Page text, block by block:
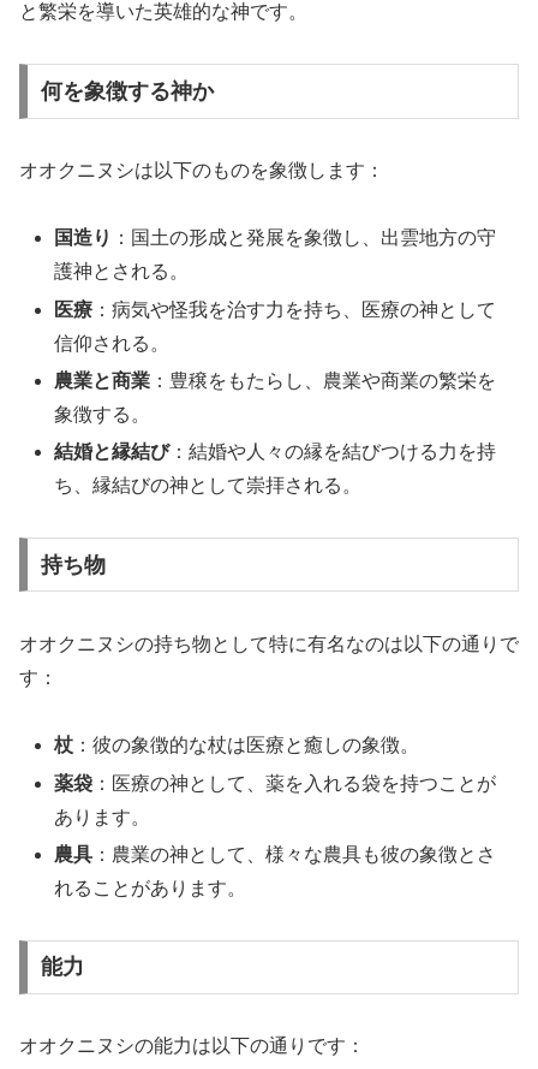
と繁栄を導いた英雄的な神です。
何を象徴する神か
オオクニヌシは以下のものを象徴します：
国造り ：国土の形成と発展を象徴し、出雲地方の守
護神とされる。
医療 ：病気や怪我を治す力を持ち、医療の神として
信仰される。
農業と商業 ：豊穣をもたらし、農業や商業の繁栄を
象徴する。
結婚と縁結び：結婚や人々の縁を結びつける力を持
ち、縁結びの神として崇拝される。
持ち物
オオクニヌシの持ち物として特に有名なのは以下の通りで
す：
杖 ：彼の象徴的な杖は医療と癒しの象徴。
薬袋 ：医療の神として、薬を入れる袋を持つことが
あります。
農具 ：農業の神として、様々な農具も彼の象徴とさ
れることがあります。
能力
オオクニヌシの能力は以下の通りです：